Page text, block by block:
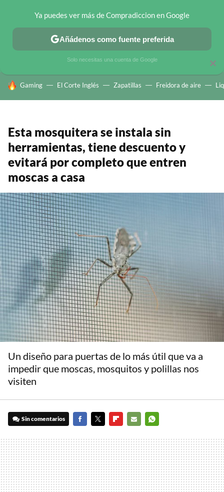
CHOLLOS TELEGRAM OFERTAS EN MÓVILES OFERTAS EN
HOY SE HABLA DE
Gaming El Corte Inglés Zapatillas Freidora de aire
Esta mosquitera se instala sin
herramientas, tiene descuento y
evitará por completo que entren
moscas a casa
Un diseño para puertas de lo más útil que va a
impedir que moscas, mosquitos y polillas nos
visiten
Sin comentarios
MAIL
×
Ya puedes ver más de Compradiccion en Google
Añádenos como fuente preferida
Solo necesitas una cuenta de Google